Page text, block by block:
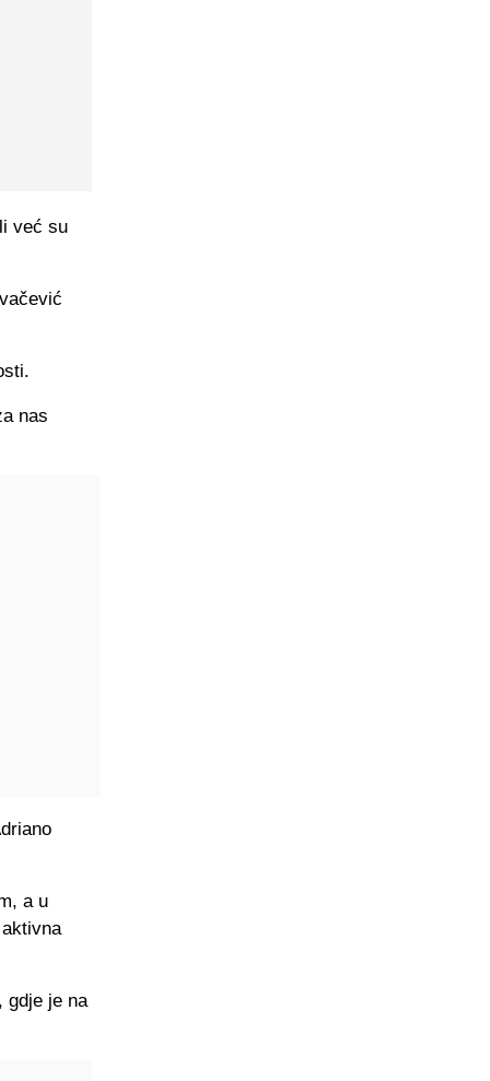
već su
nas
a u
gdje je na